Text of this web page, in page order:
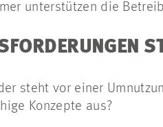
unterstützen die
steht vor einer
Konzepte aus?